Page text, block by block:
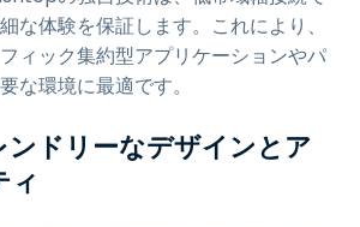
な体験を保証します。これにより、
ィック集約型アプリケーションやパ
な環境に最適です。
ドリーなデザインとア
ィ